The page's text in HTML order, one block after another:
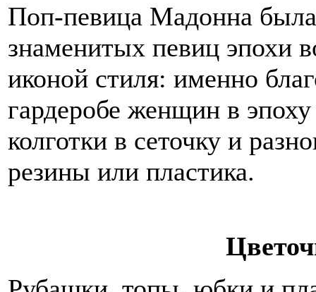
Поп-певица Мадонна
знаменитых певиц эпохи
иконой стиля: именно
гардеробе женщин в
колготки в сеточку и
резины или пластика.